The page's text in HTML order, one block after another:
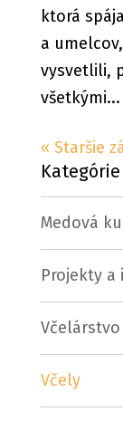
ktorá
a
vysvetlili,
všetkými...
« Staršie
Kategórie
Medová
Projekty a
Včelárstvo
Včely